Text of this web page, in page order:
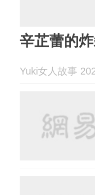
辛芷蕾的
Yuki女人故事